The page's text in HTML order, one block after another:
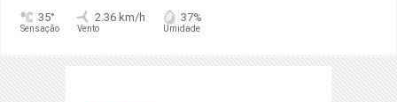
35°
Sensação
2.36 km/h
Vento
37%
Umidade